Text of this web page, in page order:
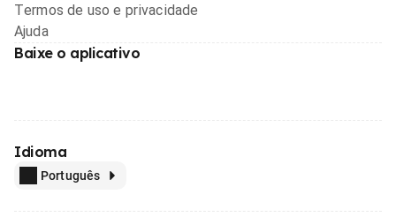
Termos de uso e privacidade
Ajuda
Baixe o aplicativo
Idioma
Português